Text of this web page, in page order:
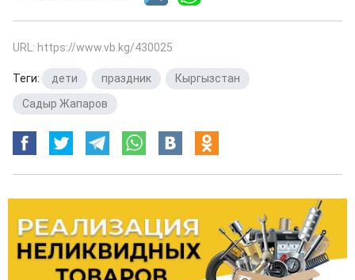
URL: https://www.vb.kg/430025
Теги: дети праздник Кыргызстан
Садыр Жапаров